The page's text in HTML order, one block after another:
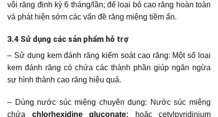
vôi răng định kỳ 6 tháng/lần; để loại bỏ cao răng hoàn toàn
và phát hiện sớm các vấn đề răng miệng tiềm ẩn.
3.4 Sử dụng các sản phẩm hỗ trợ
– Sử dụng kem đánh răng kiểm soát cao răng: Một số loại
kem đánh răng có chứa các thành phần giúp ngăn ngừa
sự hình thành cao răng hiệu quả.
– Dùng nước súc miệng chuyên dụng: Nước súc miệng
chứa chlorhexidine gluconate; hoặc cetylpyridinium